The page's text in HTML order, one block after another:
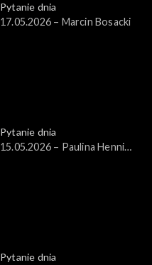
Pytanie dnia
17.05.2026 – Marcin Bosacki
Pytanie dnia
15.05.2026 – Paulina Hennig-
Pytanie dnia